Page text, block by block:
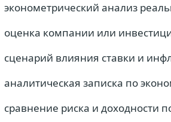
эконометрический анализ
оценка компании или
сценарий влияния ставки и
аналитическая записка по
сравнение риска и доходности